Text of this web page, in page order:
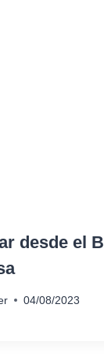
desde el
04/08/2023